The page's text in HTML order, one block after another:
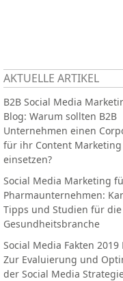
AKTUELLE ARTIKEL
B2B Social Media
Blog: Warum sollten B2B
Unternehmen einen
für ihr Content Marketing
einsetzen?
Social Media Marketing
Pharmaunternehmen:
Tipps und Studien für die
Gesundheitsbranche
Social Media Fakten 2019
Zur Evaluierung und
der Social Media